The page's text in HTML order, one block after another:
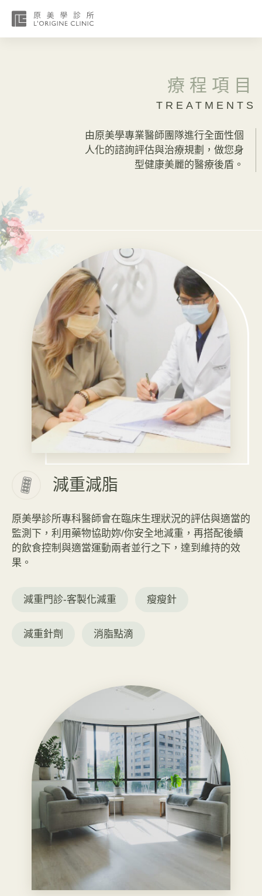
療程項目
TREATMENTS
由原美學專業醫師團隊進行全面性個
人化的諮詢評估與治療規劃，做您身
型健康美麗的醫療後盾。
減重減脂
原美學診所專科醫師會在臨床生理狀況的評估與適當的
監測下，利用藥物協助妳/你安全地減重，再搭配後續
的飲食控制與適當運動兩者並行之下，達到維持的效
果。
減重門診-客製化減重 瘦瘦針
減重針劑 消脂點滴